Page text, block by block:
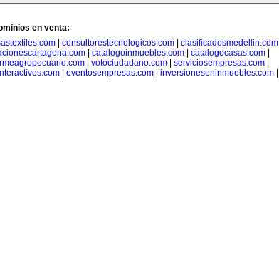
en venta:
| consultorestecnologicos.com| clasificadosmedellin.com|
catalogoinmuebles.com catalogocasas.com
| votociudadano.com| serviciosempresas.com|
| eventosempresas.com| inversioneseninmuebles.com|